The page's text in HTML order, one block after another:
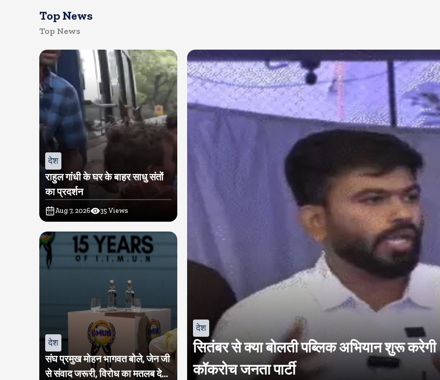
Top News
Top News
देश
राहुल गांधी के घर के बाहर साधु संतों
का प्रदर्शन
Aug 7, 2026 35 Views
देश
संघ प्रमुख मोहन भागवत बोले, जेन जी
से संवाद जरूरी, विरोध का मतलब देश
देश
सितंबर से क्या बोलती पब्लिक अभियान शुरू करेगी
कॉकरोच जनता पार्टी